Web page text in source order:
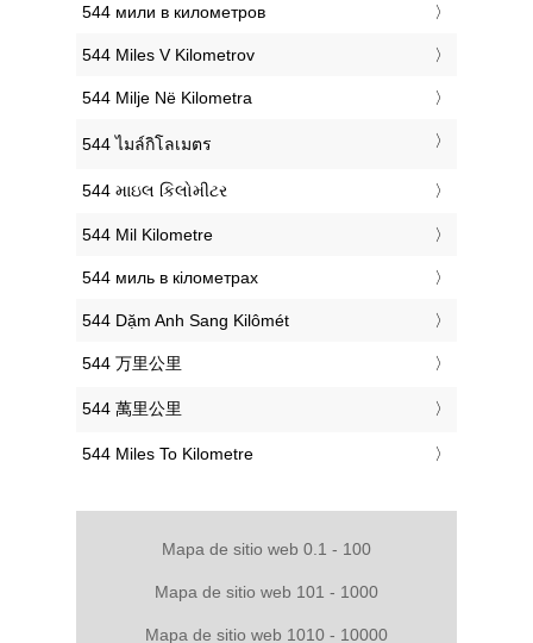
‎544 мили в километров
‎544 Miles V Kilometrov
‎544 Milje Në Kilometra
‎544 ไมล์กิโลเมตร
‎544 માઇલ કિલોમીટર
‎544 Mil Kilometre
‎544 миль в кілометрах
‎544 Dặm Anh Sang Kilômét
‎544 万里公里
‎544 萬里公里
‎544 Miles To Kilometre
Mapa de sitio web 0.1 - 100
Mapa de sitio web 101 - 1000
Mapa de sitio web 1010 - 10000